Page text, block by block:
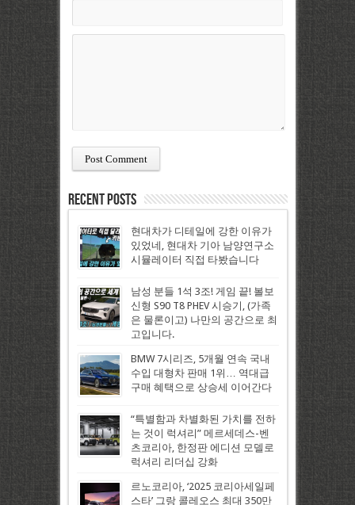
Recent Posts
현대차가 디테일에 강한 이유가
있었네, 현대차 기아 남양연구소
시뮬레이터 직접 타봤습니다
남성 분들 1석 3조! 게임 끝! 볼보
신형 S90 T8 PHEV 시승기, (가족
은 물론이고) 나만의 공간으로 최
고입니다.
BMW 7시리즈, 5개월 연속 국내
수입 대형차 판매 1위… 역대급
구매 혜택으로 상승세 이어간다
“특별함과 차별화된 가치를 전하
는 것이 럭셔리” 메르세데스-벤
츠코리아, 한정판 에디션 모델로
럭셔리 리더십 강화
르노코리아, ‘2025 코리아세일페
스타’ 그랑 콜레오스 최대 350만